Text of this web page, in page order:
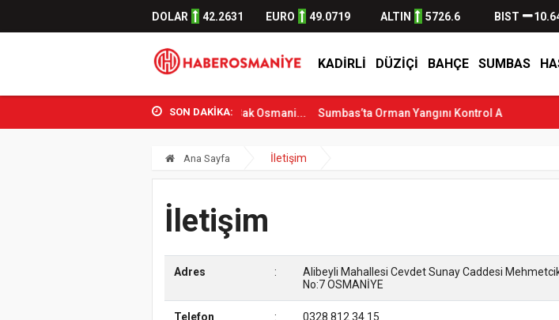
DOLAR 42.2631 EURO 49.0719 ALTIN 5726.6 BIST
KADIRLI DÜZIÇI BAHÇE SUMBAS
SON DAKİKA:
Gençlik ve Spor Bakanı Osman Aşkın Bak Osmani... Sumbas’ta Orman Yangını Kontrol Altına Alındı
Ana Sayfa İletişim
İletişim
Adres :
Alibeyli Mahallesi Cevdet Sunay Caddesi
No:7 OSMANİYE
Telefon : 0328 812 34 15